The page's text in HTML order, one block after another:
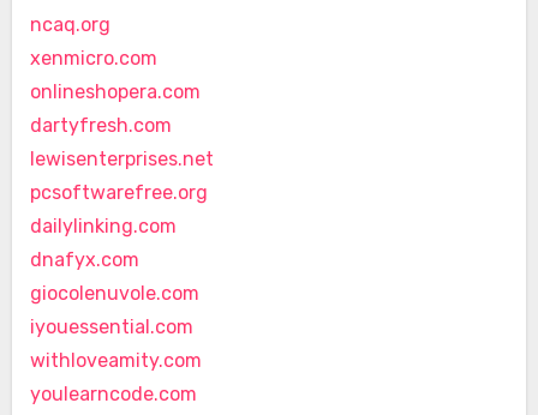
ncaq.org
xenmicro.com
onlineshopera.com
dartyfresh.com
lewisenterprises.net
pcsoftwarefree.org
dailylinking.com
dnafyx.com
giocolenuvole.com
iyouessential.com
withloveamity.com
youlearncode.com